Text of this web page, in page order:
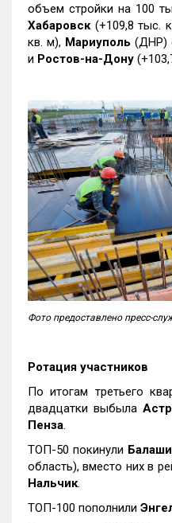
объем стройки на 100
Хабаровск (+109,8 тыс.
кв. м), Мариуполь (ДНР)
и Ростов-на-Дону
Фото предоставлено пресс-
Ротация участников
По итогам третьего
двадцатки выбыла
Пенза.
ТОП-50 покинули
область), вместо них в
Нальчик.
ТОП-100 пополнили